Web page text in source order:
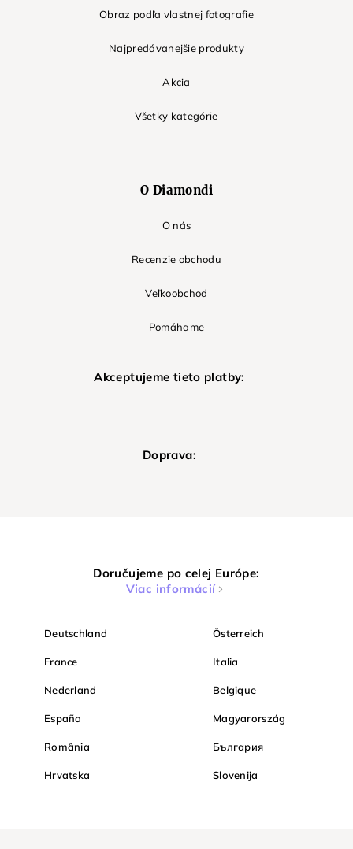
Obraz podľa vlastnej fotografie
Najpredávanejšie produkty
Akcia
Všetky kategórie
O Diamondi
O nás
Recenzie obchodu
Veľkoobchod
Pomáhame
Akceptujeme tieto platby:
Doprava:
Doručujeme po celej Európe:
Viac informácií
Deutschland Österreich
France Italia
Nederland Belgique
España Magyarország
România България
Hrvatska Slovenija